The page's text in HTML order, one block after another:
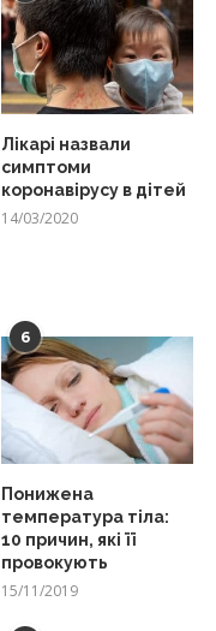
Лікарі назвали
симптоми
коронавірусу в дітей
14/03/2020
6
Понижена
температура тіла:
10 причин, які її
провокують
15/11/2019